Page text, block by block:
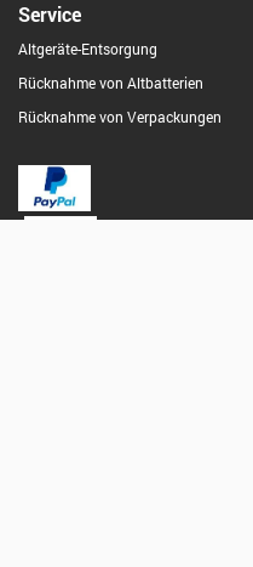
Service
Altgeräte-Entsorgung
Rücknahme von Altbatterien
Rücknahme von Verpackungen